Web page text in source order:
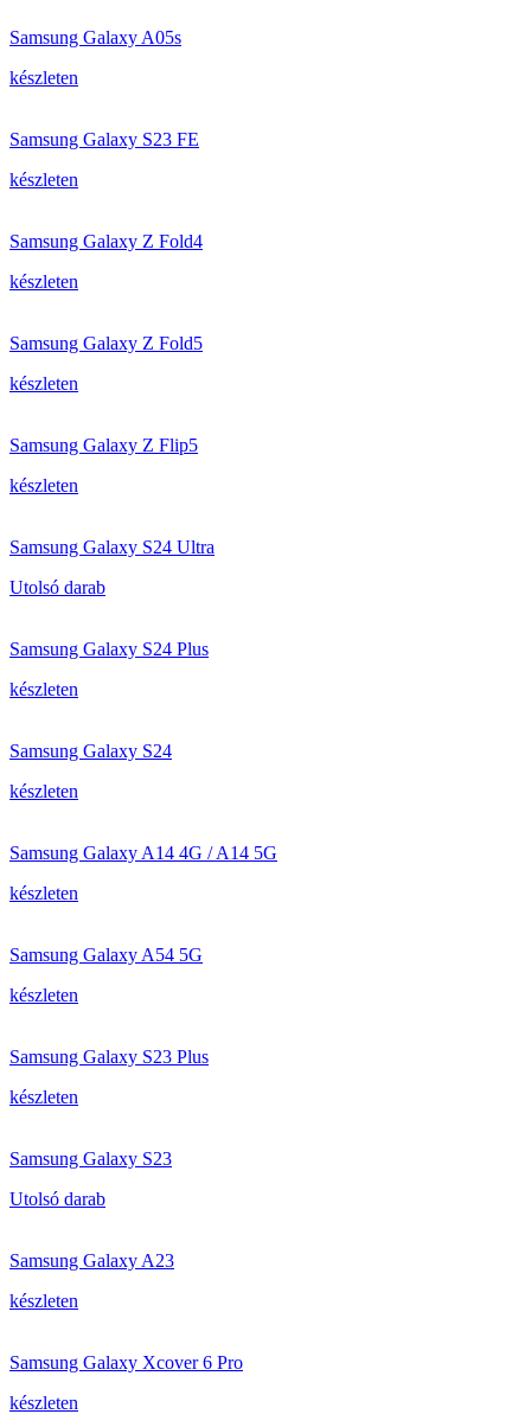
Samsung Galaxy A05s
készleten
Samsung Galaxy S23 FE
készleten
Samsung Galaxy Z Fold4
készleten
Samsung Galaxy Z Fold5
készleten
Samsung Galaxy Z Flip5
készleten
Samsung Galaxy S24 Ultra
Utolsó darab
Samsung Galaxy S24 Plus
készleten
Samsung Galaxy S24
készleten
Samsung Galaxy A14 4G / A14 5G
készleten
Samsung Galaxy A54 5G
készleten
Samsung Galaxy S23 Plus
készleten
Samsung Galaxy S23
Utolsó darab
Samsung Galaxy A23
készleten
Samsung Galaxy Xcover 6 Pro
készleten